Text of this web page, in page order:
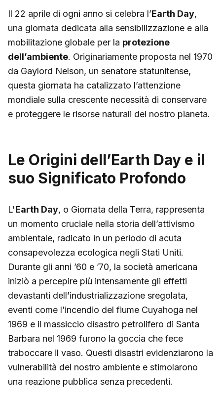
Il 22 aprile di ogni anno si celebra l’Earth Day,
una giornata dedicata alla sensibilizzazione e alla
mobilitazione globale per la protezione
dell’ambiente. Originariamente proposta nel 1970
da Gaylord Nelson, un senatore statunitense,
questa giornata ha catalizzato l’attenzione
mondiale sulla crescente necessità di conservare
e proteggere le risorse naturali del nostro pianeta.
Le Origini dell’Earth Day e il
suo Significato Profondo
L'Earth Day, o Giornata della Terra, rappresenta
un momento cruciale nella storia dell’attivismo
ambientale, radicato in un periodo di acuta
consapevolezza ecologica negli Stati Uniti.
Durante gli anni ’60 e ’70, la società americana
iniziò a percepire più intensamente gli effetti
devastanti dell’industrializzazione sregolata,
eventi come l’incendio del fiume Cuyahoga nel
1969 e il massiccio disastro petrolifero di Santa
Barbara nel 1969 furono la goccia che fece
traboccare il vaso. Questi disastri evidenziarono la
vulnerabilità del nostro ambiente e stimolarono
una reazione pubblica senza precedenti.